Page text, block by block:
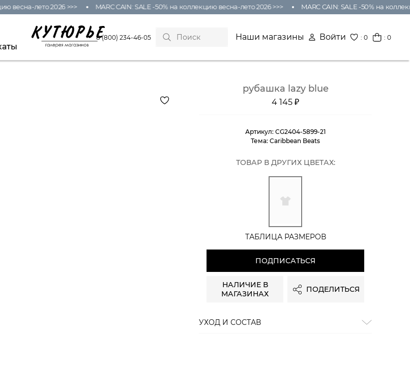
весна-лето 2026 >>> MARC CAIN: SALE -50% на коллекцию весна-лето 2026 >>> MARC CAIN: SALE -50% на
8 (800) 234-46-05 Наши магазины Войти :0 : 0
рубашка lazy blue
4 145 ₽
Артикул:CG2404-5899-21
Тема:Caribbean Beats
ТОВАР В ДРУГИХ ЦВЕТАХ:
ТАБЛИЦА РАЗМЕРОВ
ПОДПИСАТЬСЯ
НАЛИЧИЕ В
МАГАЗИНАХ
ПОДЕЛИТЬСЯ
УХОД И СОСТАВ